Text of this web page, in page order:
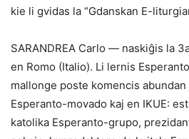
kie li gvidas la “Gdanskan E-
SARANDREA Carlo — naskiĝis la
en Romo (Italio). Li lernis
mallonge poste komencis
Esperanto-movado kaj en IKUE:
katolika Esperanto-grupo,